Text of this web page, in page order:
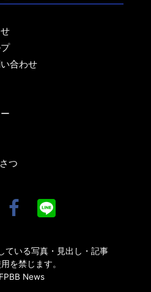
合わせ
つ
ている写真・見出し・記事
を禁じます。
News